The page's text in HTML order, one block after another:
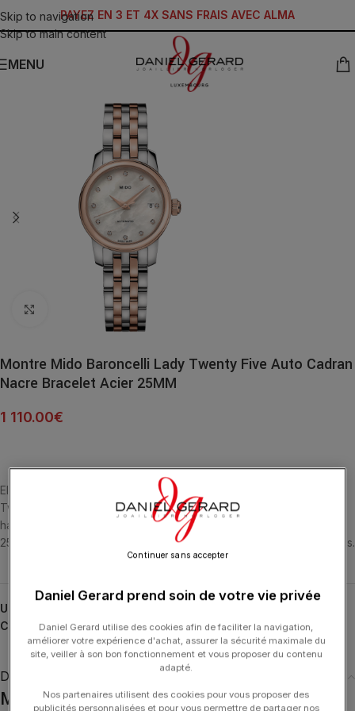
Skip to navigation
Skip to main content
PAYEZ EN 3 ET 4X SANS FRAIS AVEC ALMA
MENU
Click to enlarge
Montre Mido Baroncelli Lady Twenty Five Auto Cadran
Nacre Bracelet Acier 25MM
1 110.00€
Elle est peut-être petite, mais la montre suisse Baroncelli Lady
Twenty Five sait être au centre de toutes les attentions. Tout est
harmonieusement intégré à l’intérieur du boîtier en acier poli, ses
25 mm de diamètre présentant des lignes gracieuses et équilibrées.
UGS :
Catégories : Baroncelli, HORLOGERIE, MIDO
Description
Montre Mido Baroncelli Lady Twenty Five
Daniel Gerard prend soin de votre vie privée
Daniel Gerard utilise des cookies afin de faciliter la navigation,
améliorer votre expérience d'achat, assurer la sécurité maximale du
site, veiller à son bon fonctionnement et vous proposer du contenu
adapté.
Nos partenaires utilisent des cookies pour vous proposer des
publicités personnalisées et pour vous permettre de partager nos
Continuer sans accepter